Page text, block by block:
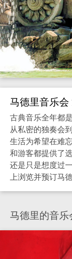
马德里音乐会
古典音乐全年都
从私密的独奏会
生活为希望在难
和游客都提供了
还是只是想度过
上浏览并预订马
马德里的音乐